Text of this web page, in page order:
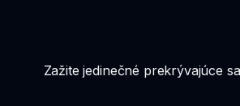
Zažite jedinečné prekrývajúce